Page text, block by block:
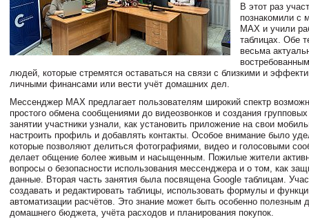
В этот раз
познакомили с
MAX и учили
таблицах. Обе
весьма
людей, которые стремятся оставаться на связи с близкими и
личными финансами или вести учёт домашних дел.
Мессенджер MAX предлагает пользователям широкий спектр
простого обмена сообщениями до видеозвонков и создания
занятии участники узнали, как установить приложение на свои
настроить профиль и добавлять контакты. Особое внимание было
которые позволяют делиться фотографиями, видео и голосовыми
делает общение более живым и насыщенным. Пожилые жители
вопросы о безопасности использования мессенджера и о том, как
данные. Вторая часть занятия была посвящена Google таблицам.
создавать и редактировать таблицы, использовать формулы и
автоматизации расчётов. Это знание может быть особенно полезным
домашнего бюджета, учёта расходов и планирования покупок.